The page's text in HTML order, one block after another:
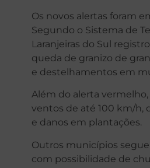
Os novos alertas foram
Segundo o Sistema de
Laranjeiras do Sul
queda de granizo de
e destelhamentos em
Além do alerta
ventos de até 100 km/h,
e danos em plantações.
Outros municípios
com possibilidade de